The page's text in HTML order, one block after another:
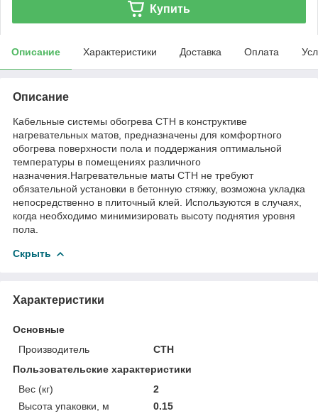
Купить
Описание Характеристики Доставка Оплата
Описание
Кабельные системы обогрева СТН в конструктиве
нагревательных матов, предназначены для комфортного
обогрева поверхности пола и поддержания оптимальной
температуры в помещениях различного
назначения.Нагревательные маты СТН не требуют
обязательной установки в бетонную стяжку, возможна укладка
непосредственно в плиточный клей. Используются в случаях,
когда необходимо минимизировать высоту поднятия уровня
пола.
Скрыть
Характеристики
Основные
Производитель
СТН
Пользовательские характеристики
Вес (кг)
2
Высота упаковки, м
0.15